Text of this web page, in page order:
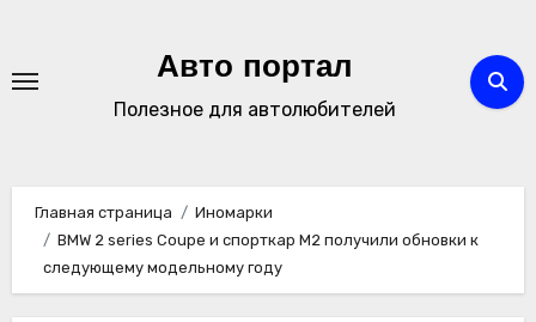
содержимому
Авто портал
Полезное для автолюбителей
Главная страница
Иномарки
BMW 2 series Coupe и спорткар M2 получили обновки к
следующему модельному году